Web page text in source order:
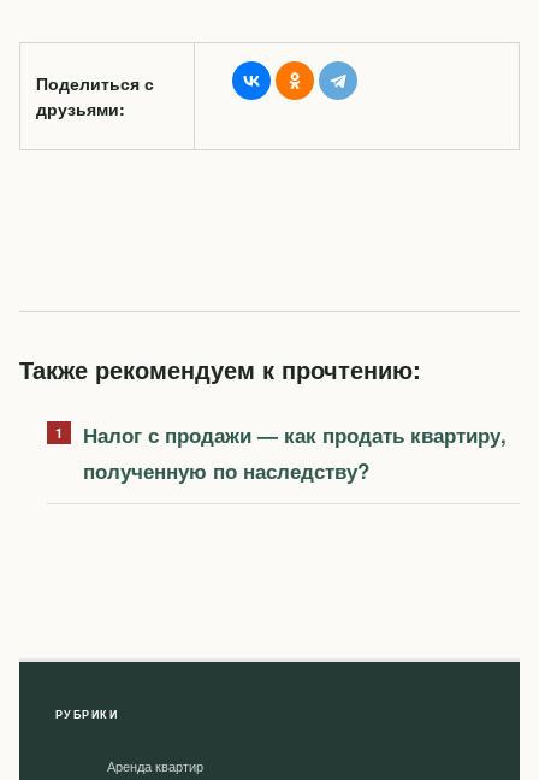
Поделиться с
друзьями:
Также рекомендуем к прочтению:
Налог с продажи — как продать квартиру,
полученную по наследству?
РУБРИКИ
Аренда квартир